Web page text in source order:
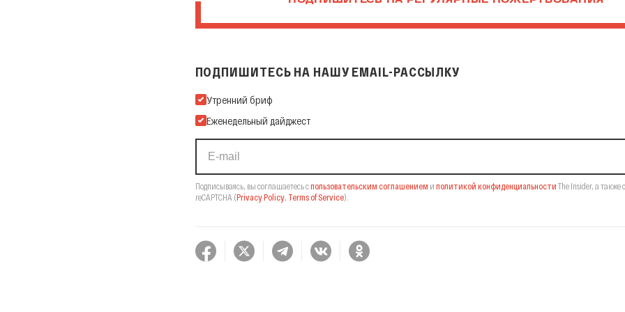
ПОДПИШИТЕСЬ НА НАШУ EMAIL-РАССЫЛКУ
Подпишитесь на нашу Email-рассылку
Утренний бриф
Еженедельный дайджест
Подписываясь, вы соглашаетесь спользовательским соглашением и политикой конфиденциальности The Insider, а также
reCAPTCHA (Privacy Policy, Terms of Service).